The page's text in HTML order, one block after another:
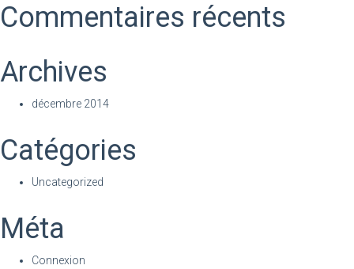
Commentaires récents
Archives
décembre 2014
Catégories
Uncategorized
Méta
Connexion